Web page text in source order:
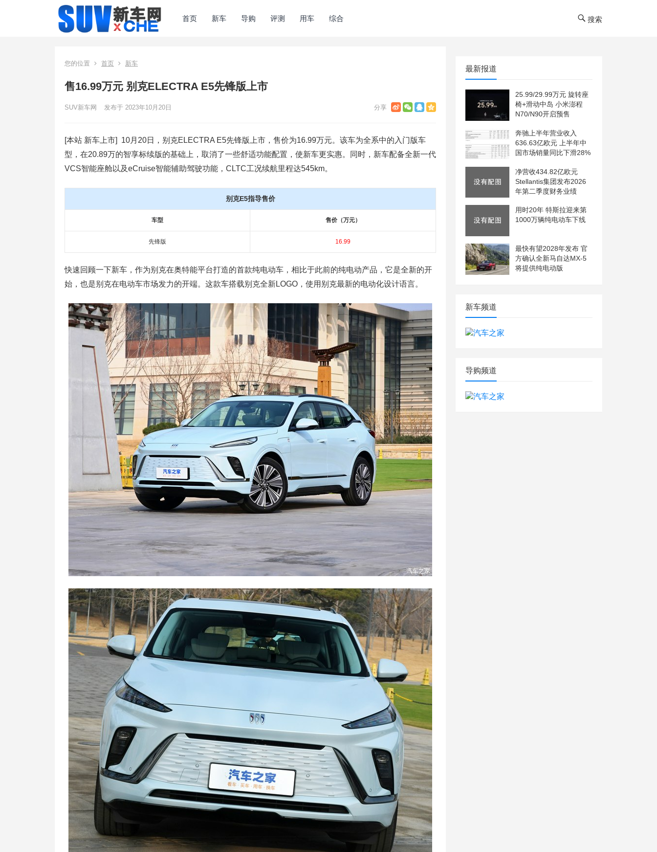
首页 新车 导购 评测 用车 综合 搜索
您的位置 首页 新车
售16.99万元 别克ELECTRA E5先锋版上市
SUV新车网 发布于 2023年10月20日
[本站 新车上市] 10月20日，别克ELECTRA E5先锋版上市，售价为16.99万元。该车为全系中的入门版车
型，在20.89万的智享标续版的基础上，取消了一些舒适功能配置，使新车更实惠。同时，新车配备全新一代
VCS智能座舱以及eCruise智能辅助驾驶功能，CLTC工况续航里程达545km。
别克E5指导售价
车型 售价（万元）
先锋版 16.99
快速回顾一下新车，作为别克在奥特能平台打造的首款纯电动车，相比于此前的纯电动产品，它是全新的开
始，也是别克在电动车市场发力的开端。这款车搭载别克全新LOGO，使用别克最新的电动化设计语言。
最新报道
25.99/29.99万元 旋转座
椅+滑动中岛 小米澎程
N70/N90开启预售
奔驰上半年营业收入
636.63亿欧元 上半年中
国市场销量同比下滑28%
净营收434.82亿欧元
Stellantis集团发布2026
年第二季度财务业绩
用时20年 特斯拉迎来第
1000万辆纯电动车下线
最快有望2028年发布 官
方确认全新马自达MX-5
将提供纯电动版
新车频道
导购频道